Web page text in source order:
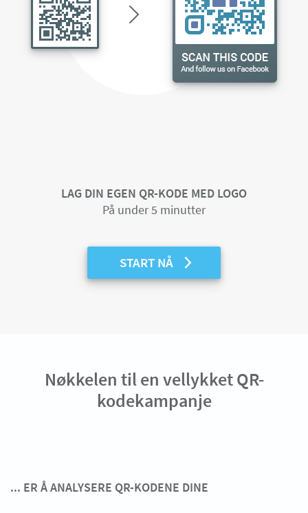
LAG DIN EGEN QR-KODE MED LOGO
På under 5 minutter
START NÅ
Nøkkelen til en vellykket QR-
kodekampanje
... ER Å ANALYSERE QR-KODENE DINE